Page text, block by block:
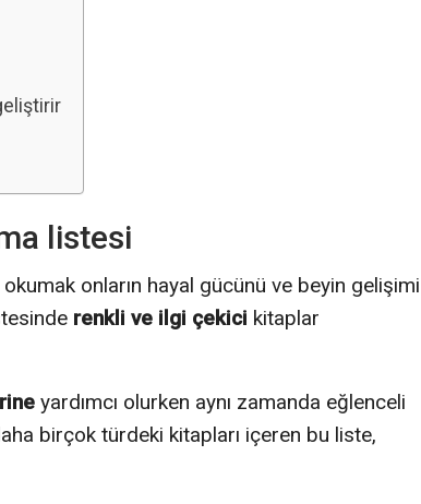
listesi
onların hayal gücünü ve beyin
renkli ve ilgi çekici kitaplar
yardımcı olurken aynı zamanda eğlenceli
birçok türdeki kitapları içeren bu liste,